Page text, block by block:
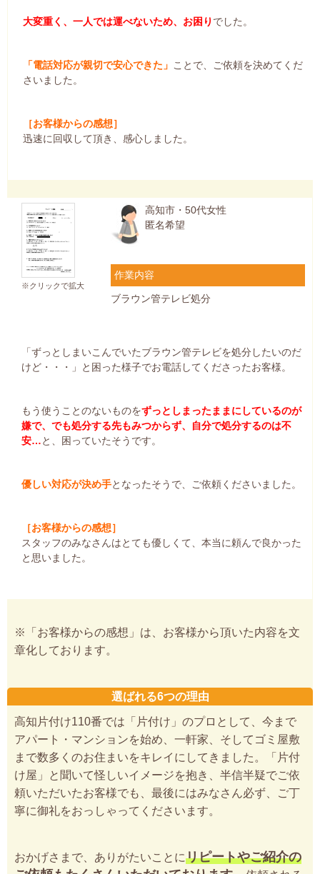
大変重く、一人では運べないため、お困り でした。
「電話対応が親切で安心できた」 ことで、ご依頼を決めてくだ
さいました。
［お客様からの感想］
迅速に回収して頂き、感心しました。
※クリックで拡大
高知市・50代女性
匿名希望
作業内容
ブラウン管テレビ処分
「ずっとしまいこんでいたブラウン管テレビを処分したいのだ
けど・・・」と困った様子でお電話してくださったお客様。
もう使うことのないものをずっとしまったままにしているのが
嫌で、でも処分する先もみつからず、自分で処分するのは不
安…と、困っていたそうです。
優しい対応が決め手となったそうで、ご依頼くださいました。
［お客様からの感想］
スタッフのみなさんはとても優しくて、本当に頼んで良かった
と思いました。
※「お客様からの感想」は、お客様から頂いた内容を文
章化しております。
選ばれる6つの理由
高知片付け110番では「片付け」のプロとして、今まで
アパート・マンションを始め、一軒家、そしてゴミ屋敷
まで数多くのお住まいをキレイにしてきました。「片付
け屋」と聞いて怪しいイメージを抱き、半信半疑でご依
頼いただいたお客様でも、最後にはみなさん必ず、ご丁
寧に御礼をおっしゃってくださいます。
おかげさまで、ありがたいことにリピートやご紹介の